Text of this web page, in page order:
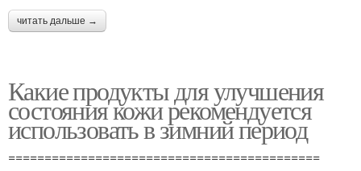
читать дальше →
Какие продукты для улучшения
состояния кожи рекомендуется
использовать в зимний период
===========================================